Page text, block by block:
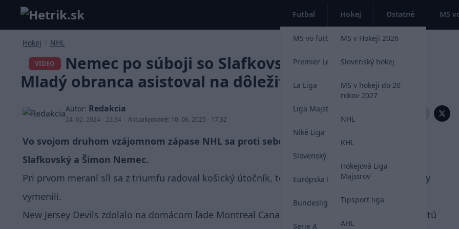
Futbal
MS vo futbale 2026
Premier League
La Liga
Liga Majstrov
Niké Liga
Slovenský futbal
Európska Liga
Bundesliga
Serie A
Hokej
MS v Hokeji 2026
Slovenský hokej
MS v hokeji do 20
rokov 2027
NHL
KHL
Hokejová Liga
Majstrov
Tipsport liga
AHL
Ostatné MS
Hokej / NHL
VIDEO
Nemec po súboji so Slafkovským spokojnejší.
Mladý obranca asistoval na dôležitý gól
Autor: Redakcia
24. 02. 2024 - 22:34 Aktualizované: 10. 06. 2025 - 17:32
Zdieľať:
Vo svojom druhom vzájomnom zápase NHL sa proti sebe postavili v sobotu večer Juraj
Slafkovský a Šimon Nemec.
Pri prvom meraní síl sa z triumfu radoval košický útočník, tentoraz si to oba slovenské talenty
vymenili.
New Jersey Devils zdolalo na domácom ľade Montreal Canadiens 4:3, Nemec si pripísal dôležitú